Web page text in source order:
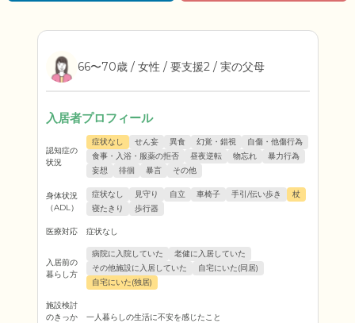
66〜70歳 / 女性 / 要支援2 / 実の父母
入居者プロフィール
認知症の
状況
症状なし せん妄 異食 幻覚・錯視
自傷・他傷行為
食事・入浴・服薬の拒否
昼夜逆転 物忘れ
暴力行為
妄想
徘徊 暴言 その他
身体状況
（ADL）
症状なし 見守り 自立 車椅子 手引/伝い歩き
杖
寝たきり
歩行器
医療対応 症状なし
入居前の
暮らし方
病院に入院していた
老健に入居していた
その他施設に入居していた
自宅にいた(同居)
自宅にいた(独居)
施設検討
のきっか
一人暮らしの生活に不安を感じたこと